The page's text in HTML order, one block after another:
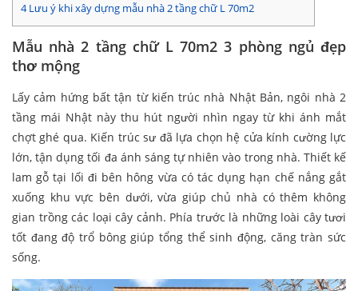
4Lưu ý khi xây dựng mẫu nhà 2 tầng chữ L 70m2
Mẫu nhà 2 tầng chữ L 70m2 3 phòng ngủ đẹp
thơ mộng
Lấy cảm hứng bất tận từ kiến trúc nhà Nhật Bản, ngôi nhà 2
tầng mái Nhật này thu hút người nhìn ngay từ khi ánh mắt
chợt ghé qua. Kiến trúc sư đã lựa chọn hệ cửa kính cường lực
lớn, tận dụng tối đa ánh sáng tự nhiên vào trong nhà. Thiết kế
lam gỗ tại lối đi bên hông vừa có tác dụng hạn chế nắng gắt
xuống khu vực bên dưới, vừa giúp chủ nhà có thêm không
gian trồng các loại cây cảnh. Phía trước là những loài cây tươi
tốt đang độ trổ bông giúp tổng thể sinh động, căng tràn sức
sống.